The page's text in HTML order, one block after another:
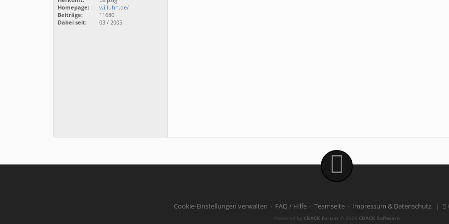
Homepage:
willuhn.de/
Beiträge:
11680
Dabei seit:
03 / 2005
Cookie-Einstellungen verwalten · FAQ / Hilfe · Teamseite · Impressum & Datenschutz |
Powered by CBACK Forum © 2026 CBACK Software